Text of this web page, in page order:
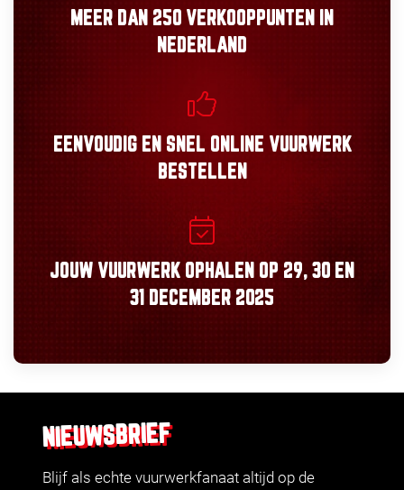
MEER DAN 250 VERKOOPPUNTEN
IN
NEDERLAND
EENVOUDIGEN SNEL ONLINE VUURWERK
BESTELLEN
JOUW VUURWERK OPHALEN OP 29, 30 EN
31 DECEMBER 2025
NIEUWSBRIEF
Blijf als echte vuurwerkfanaat altijd op de